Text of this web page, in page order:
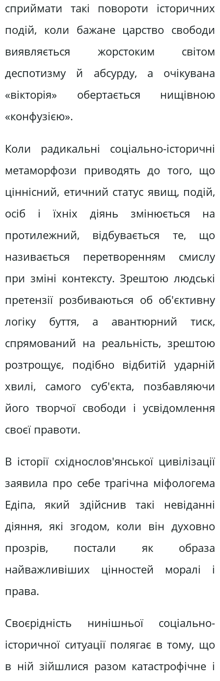
сприймати такі повороти історичних
подій, коли бажане царство свободи
виявляється жорстоким світом
деспотизму й абсурду, а очікувана
«вікторія» обертається нищівною
«конфузією».
Коли радикальні соціально-історичні
метаморфози приводять до того, що
ціннісний, етичний статус явищ, подій,
осіб і їхніх діянь змінюється на
протилежний, відбувається те, що
називається перетворенням смислу
при зміні контексту. Зрештою людські
претензії розбиваються об об'єктивну
логіку буття, а авантюрний тиск,
спрямований на реальність, зрештою
розтрощує, подібно відбитій ударній
хвилі, самого суб'єкта, позбавляючи
його творчої свободи і усвідомлення
своєї правоти.
В історії східнослов'янської цивілізації
заявила про себе трагічна міфологема
Едіпа, який здійснив такі невіданні
діяння, які згодом, коли він духовно
прозрів, постали як образа
найважливіших цінностей моралі і
права.
Своєрідність нинішньої соціально-
історичної ситуації полягає в тому, що
в ній зійшлися разом катастрофічне і